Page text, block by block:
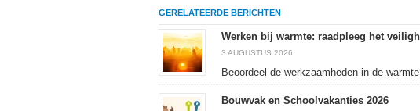
Facebook
(Wordt
een
nieuw
venster
geopend)
delen
(Wordt
een
venster
Twitter
(Wordt
een
venster
(Wordt
in
nieuw
geopend)
GERELATEERDE BERICHTEN
Werken bij warmte: raadpleeg het
3 AUGUSTUS 2026
Beoordeel de werkzaamheden in de
Bouwvak en Schoolvakanties 2026